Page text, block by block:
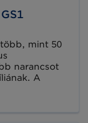
mint 50
narancsot
A
ipari